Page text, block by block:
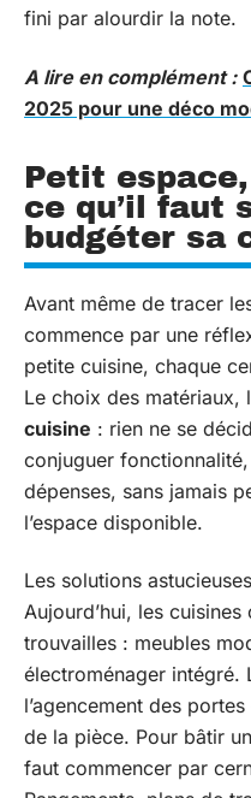
fini par alourdir la note.
A lire en complément :
2025 pour une déco
Petit
ce qu’il faut
budgéter sa
Avant même de tracer
commence par une
petite cuisine, chaque
Le choix des matériaux,
cuisine : rien ne se
conjuguer
dépenses, sans jamais
l’espace disponible.
Les solutions
Aujourd’hui, les
trouvailles : meubles
électroménager intégré.
l’agencement des
de la pièce. Pour bâtir un
faut commencer par